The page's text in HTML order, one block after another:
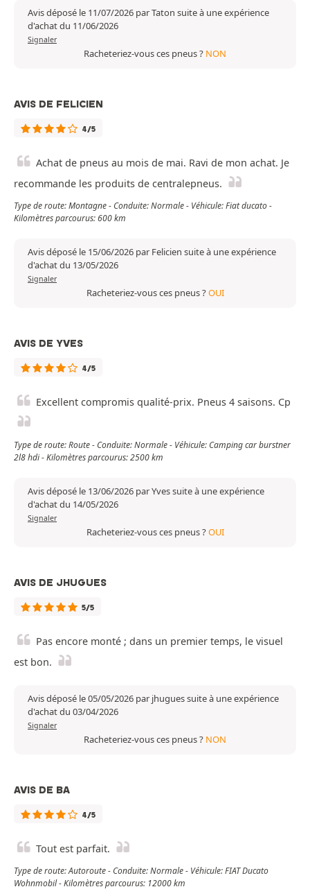
Avis déposé le 11/07/2026 par Taton suite à une expérience
d'achat du 11/06/2026
Signaler
Racheteriez-vous ces pneus ? NON
AVIS DE FELICIEN
4/5
Achat de pneus au mois de mai. Ravi de mon achat. Je
recommande les produits de centralepneus.
Type de route: Montagne - Conduite: Normale - Véhicule: Fiat ducato -
Kilomètres parcourus: 600 km
Avis déposé le 15/06/2026 par Felicien suite à une expérience
d'achat du 13/05/2026
Signaler
Racheteriez-vous ces pneus ?OUI
AVIS DE YVES
4/5
Excellent compromis qualité-prix. Pneus 4 saisons. Cp
Type de route: Route - Conduite: Normale - Véhicule: Camping car burstner
2l8 hdi - Kilomètres parcourus: 2500 km
Avis déposé le 13/06/2026 par Yves suite à une expérience
d'achat du 14/05/2026
Signaler
Racheteriez-vous ces pneus ?OUI
AVIS DE JHUGUES
5/5
Pas encore monté ; dans un premier temps, le visuel
est bon.
Avis déposé le 05/05/2026 par jhugues suite à une expérience
d'achat du 03/04/2026
Signaler
Racheteriez-vous ces pneus ? NON
AVIS DE BA
4/5
Tout est parfait.
Type de route: Autoroute - Conduite: Normale - Véhicule: FIAT Ducato
Wohnmobil - Kilomètres parcourus: 12000 km